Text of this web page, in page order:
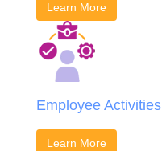
Learn More
Employee Activities
Learn More